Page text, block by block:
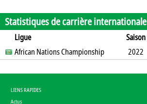
13
14 2 0 2 0 0
Statistiques de carrière internationale
Ligue Saison
SO
B B A CJ CR
African Nations Championship 2022
LIENS RAPIDES
Actus